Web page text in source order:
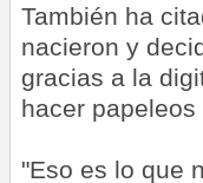
También ha
nacieron y
gracias a la
hacer
"Eso es lo que